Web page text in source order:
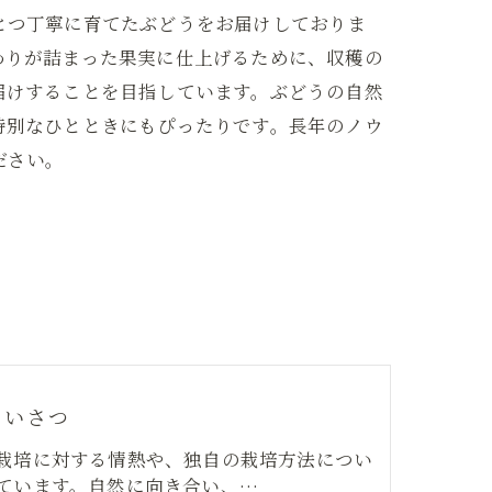
丁寧に育てたぶどうをお届けしておりま
が詰まった果実に仕上げるために、収穫の
することを目指しています。ぶどうの自然
なひとときにもぴったりです。長年のノウ
い。
さつ
培に対する情熱や、独自の栽培方法につい
います。自然に向き合い、…